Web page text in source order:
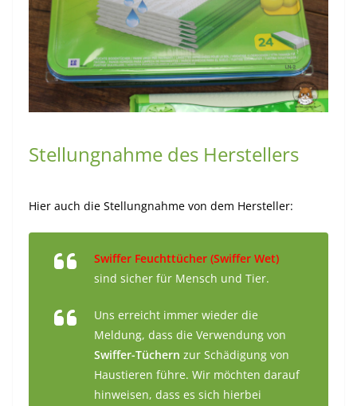
Stellungnahme des Herstellers
Hier auch die Stellungnahme von dem Hersteller:
Swiffer Feuchttücher (Swiffer Wet)
sind sicher für Mensch und Tier.
Uns erreicht immer wieder die
Meldung, dass die Verwendung von
Swiffer-Tüchern zur Schädigung von
Haustieren führe. Wir möchten darauf
hinweisen, dass es sich hierbei